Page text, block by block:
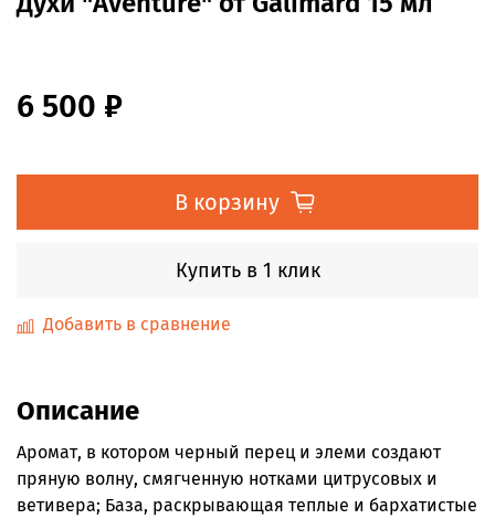
6 500 ₽
В корзину
Купить в 1 клик
Добавить в сравнение
Описание
Аромат, в котором черный перец и элеми создают
пряную волну, смягченную нотками цитрусовых и
ветивера; База, раскрывающая теплые и бархатистые